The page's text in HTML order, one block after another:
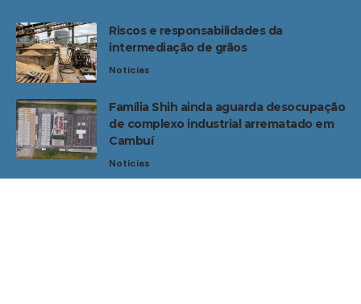
Riscos e responsabilidades da
intermediação de grãos
Noticias
Família Shih ainda aguarda desocupação
de complexo industrial arrematado em
Cambuí
Noticias